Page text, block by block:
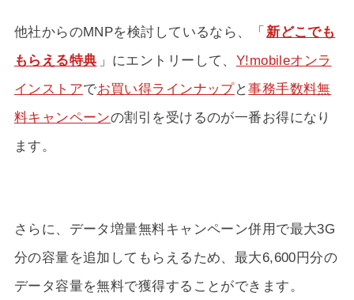
他社からのMNPを検討しているなら、「 新どこでも
もらえる特典 」にエントリーして、 Y!mobileオンラ
インストアでお買い得ラインナップと事務手数料無
料キャンペーンの割引を受けるのが一番お得になり
ます。
さらに、データ増量無料キャンペーン併用で最大3G
分の容量を追加してもらえるため、最大6,600円分の
データ容量を無料で獲得することができます。